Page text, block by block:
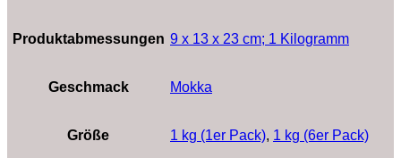
Produktabmessungen ‎9 x 13 x 23 cm; 1 Kilogramm
Geschmack Mokka
Größe 1 kg (1er Pack), 1 kg (6er Pack)